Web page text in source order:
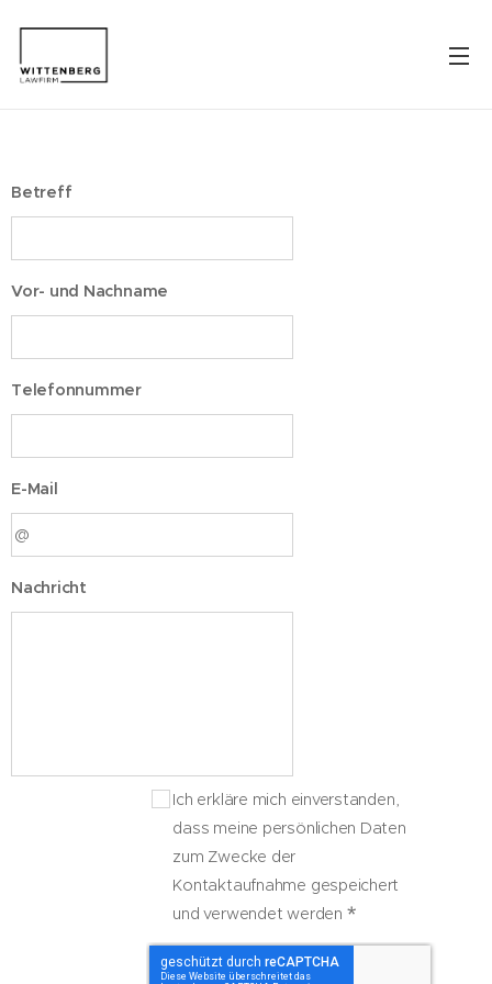
Betreff
Vor- und Nachname
Telefonnummer
E-Mail
Nachricht
Ich erkläre mich einverstanden,
dass meine persönlichen Daten
zum Zwecke der
Kontaktaufnahme gespeichert
und verwendet werden